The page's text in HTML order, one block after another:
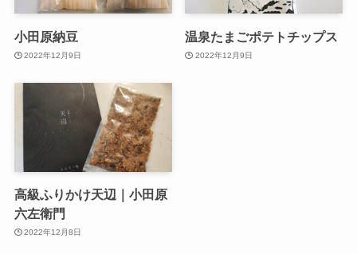
小田原納豆
2022年12月9日
温泉たまごポテトチップス
2022年12月9日
高級ふりかけ天辺｜小田原
六左衛門
2022年12月8日